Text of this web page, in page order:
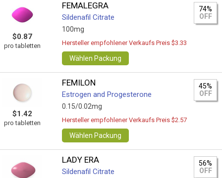
$0.87
pro tabletten
FEMALEGRA
Sildenafil Citrate
100mg
74%
OFF
Hersteller empfohlener Verkaufs Preis $3.33
Wählen Packung
$1.42
pro tabletten
FEMILON
Estrogen and Progesterone
0.15/0.02mg
45%
OFF
Hersteller empfohlener Verkaufs Preis $2.57
Wählen Packung
LADY ERA
Sildenafil Citrate
56%
OFF